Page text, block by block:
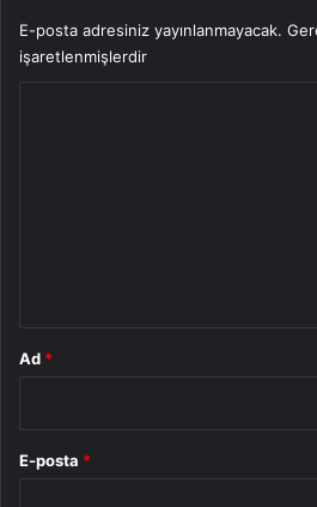
E-posta adresiniz yayınlanmayacak.
işaretlenmişlerdir
Ad *
E-posta *